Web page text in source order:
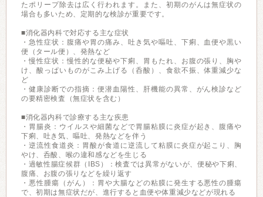
たポリープ除去は広く行われます。また、初期のがんは無症状の
場合も多いため、定期的な検診が重要です。
■消化器内科で対応する主な症状
・急性症状：腹痛や胃の痛み、吐き気や嘔吐、下痢、血便や黒い
便（タール便）、発熱など
・慢性症状：慢性的な便秘や下痢、胃もたれ、お腹の張り、胸や
け、酸っぱいものがこみ上げる（呑酸）、食欲不振、体重減少な
ど
・健康診断での指摘：便潜血陽性、肝機能の異常、がん検診など
の要精密検査（無症状を含む）
■消化器内科で診療する主な疾患
・胃腸炎：ウイルスや細菌などで胃腸粘膜に炎症が起き、腹痛や
下痢、吐き気、嘔吐、発熱などを伴う
・逆流性食道炎：胃酸が食道に逆流して粘膜に炎症が起こり、胸
やけ、呑酸、喉の違和感などを生じる
・過敏性腸症候群（IBS）：検査では異常がないが、便秘や下痢、
腹痛、お腹の張りなどを繰り返す
・悪性腫瘍（がん）：胃や大腸などの粘膜に発生する悪性の腫瘍
で、初期は無症状だが、進行すると血便や体重減少などが現れる